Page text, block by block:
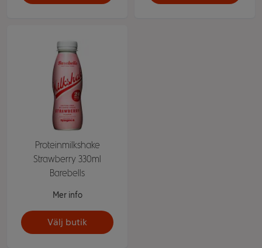
Proteinmilkshake
Strawberry 330ml
Barebells
Mer info
Välj butik